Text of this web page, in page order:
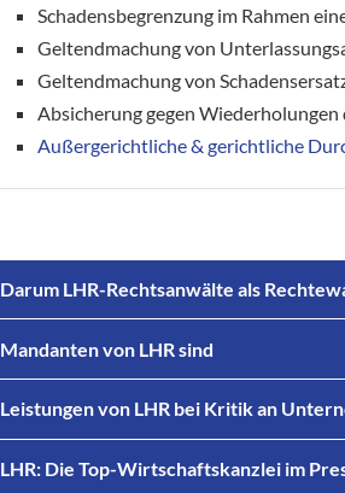
Schadensbegrenzung im Rahmen
Geltendmachung von
Geltendmachung von
Absicherung gegen
Außergerichtliche & gerichtliche
Darum LHR-Rechtsanwälte als
Mandanten von LHR sind
Leistungen von LHR bei Kritik an
LHR: Die Top-Wirtschaftskanzlei im